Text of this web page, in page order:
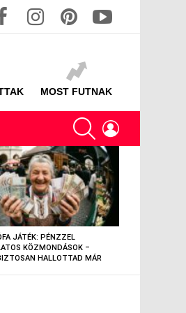
MOST FUTNAK
SEARCH
JÁTÉK: PÉNZZEL
KÖZMONDÁSOK –
HALLOTTAD MÁR